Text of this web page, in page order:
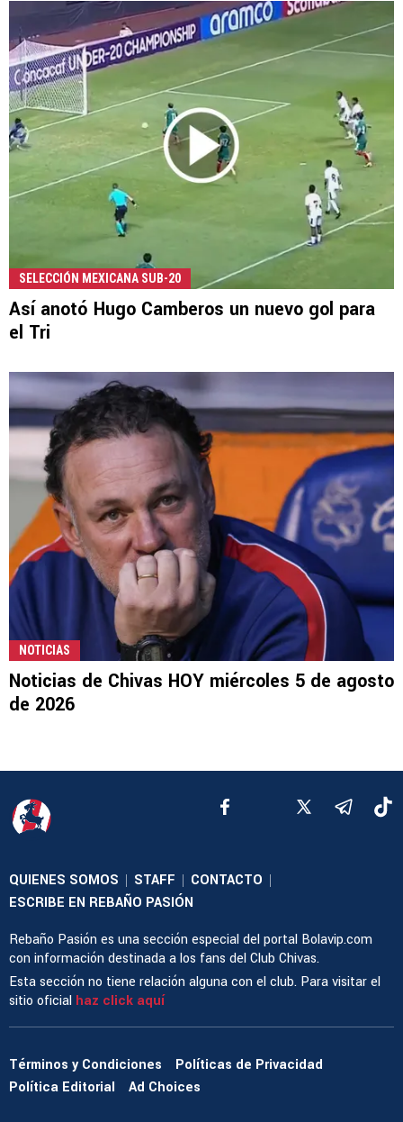
SELECCIÓN MEXICANA SUB-20
Así anotó Hugo Camberos un nuevo gol para
el Tri
NOTICIAS
Noticias de Chivas HOY miércoles 5 de agosto
de 2026
QUIENES SOMOS | STAFF | CONTACTO |
ESCRIBE EN REBAÑO PASIÓN
Rebaño Pasión es una sección especial del portal Bolavip.com
con información destinada a los fans del Club Chivas.
Esta sección no tiene relación alguna con el club. Para visitar el
sitio oficial haz click aquí
Términos y Condiciones
Políticas de Privacidad
Política Editorial
Ad Choices